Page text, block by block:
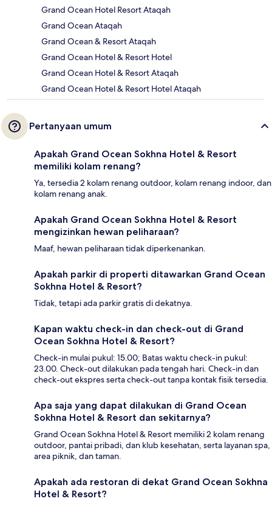
Grand Ocean Hotel Resort Ataqah
Grand Ocean Ataqah
Grand Ocean & Resort Ataqah
Grand Ocean Hotel & Resort Hotel
Grand Ocean Hotel & Resort Ataqah
Grand Ocean Hotel & Resort Hotel Ataqah
Pertanyaan umum
Apakah Grand Ocean Sokhna Hotel & Resort
memiliki kolam renang?
Ya, tersedia 2 kolam renang outdoor, kolam renang indoor, dan
kolam renang anak.
Apakah Grand Ocean Sokhna Hotel & Resort
mengizinkan hewan peliharaan?
Maaf, hewan peliharaan tidak diperkenankan.
Apakah parkir di properti ditawarkan Grand Ocean
Sokhna Hotel & Resort?
Tidak, tetapi ada parkir gratis di dekatnya.
Kapan waktu check-in dan check-out di Grand
Ocean Sokhna Hotel & Resort?
Check-in mulai pukul: 15.00; Batas waktu check-in pukul:
23.00. Check-out dilakukan pada tengah hari. Check-in dan
check-out ekspres serta check-out tanpa kontak fisik tersedia.
Apa saja yang dapat dilakukan di Grand Ocean
Sokhna Hotel & Resort dan sekitarnya?
Grand Ocean Sokhna Hotel & Resort memiliki 2 kolam renang
outdoor, pantai pribadi, dan klub kesehatan, serta layanan spa,
area piknik, dan taman.
Apakah ada restoran di dekat Grand Ocean Sokhna
Hotel & Resort?